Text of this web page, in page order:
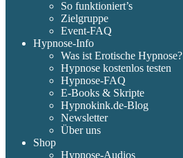
So funktioniert’s
Zielgruppe
Event-FAQ
Hypnose-Info
Was ist Erotische Hypnose?
Hypnose kostenlos testen
Hypnose-FAQ
E-Books & Skripte
Hypnokink.de-Blog
Newsletter
Über uns
Shop
Hypnose-Audios